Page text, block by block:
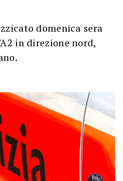
domenica sera
in direzione nord,